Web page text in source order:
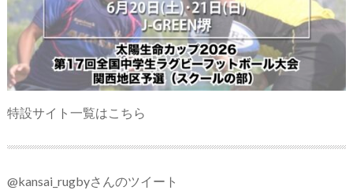
特設サイト一覧はこちら
@kansai_rugbyさんのツイート